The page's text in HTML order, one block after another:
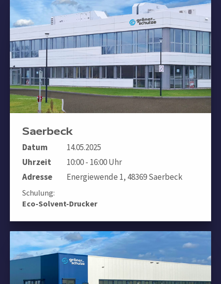
Saerbeck
Datum
14.05.2025
Uhrzeit
10:00 - 16:00 Uhr
Adresse
Energiewende 1, 48369 Saerbeck
Schulung:
Eco-Solvent-Drucker